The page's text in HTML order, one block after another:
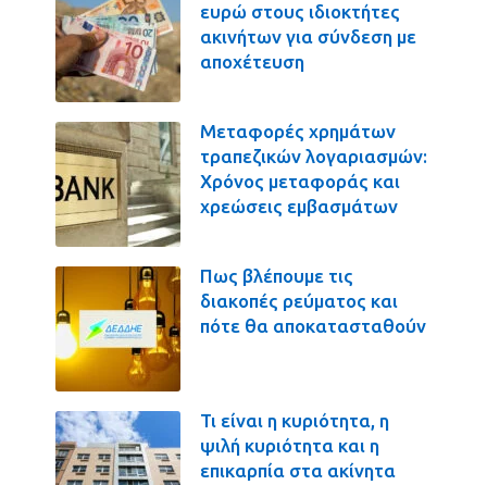
ευρώ στους ιδιοκτήτες
ακινήτων για σύνδεση με
αποχέτευση
Μεταφορές χρημάτων
τραπεζικών λογαριασμών:
Χρόνος μεταφοράς και
χρεώσεις εμβασμάτων
Πως βλέπουμε τις
διακοπές ρεύματος και
πότε θα αποκατασταθούν
Τι είναι η κυριότητα, η
ψιλή κυριότητα και η
επικαρπία στα ακίνητα